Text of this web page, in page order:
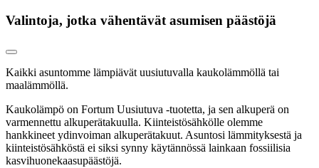
Valintoja, jotka vähentävät asumisen päästöjä
Kaikki asuntomme lämpiävät uusiutuvalla kaukolämmöllä tai
maalämmöllä.
Kaukolämpö on Fortum Uusiutuva -tuotetta, ja sen alkuperä on
varmennettu alkuperätakuulla. Kiinteistösähkölle olemme
hankkineet ydinvoiman alkuperätakuut. Asuntosi lämmityksestä ja
kiinteistösähköstä ei siksi synny käytännössä lainkaan fossiilisia
kasvihuonekaasupäästöjä.